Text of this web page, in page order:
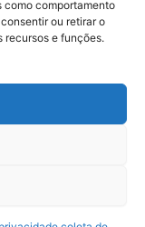
como comportamento
ou retirar o
recursos e funções.